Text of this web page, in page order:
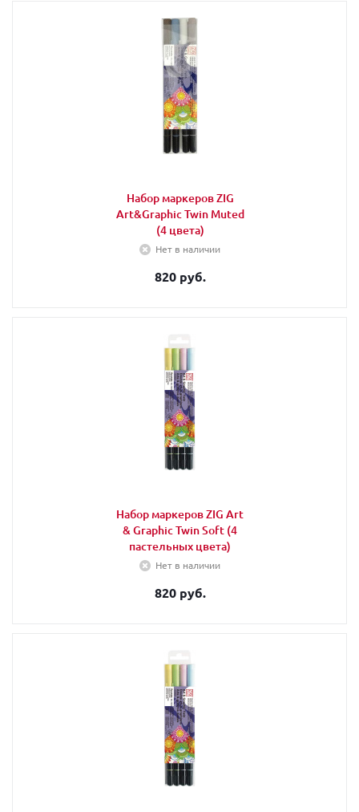
Набор маркеров ZIG
Art&Graphic Twin Muted
(4 цвета)
Нет в наличии
820 руб.
Набор маркеров ZIG Art
& Graphic Twin Soft (4
пастельных цвета)
Нет в наличии
820 руб.